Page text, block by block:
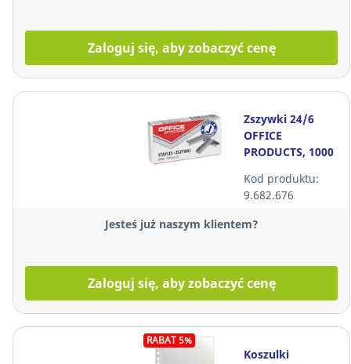
Zaloguj się, aby zobaczyć cenę
Zszywki 24/6
OFFICE
PRODUCTS, 1000
Kod produktu:
9.682.676
Jesteś już naszym klientem?
Zaloguj się, aby zobaczyć cenę
RABAT 5%
Koszulki